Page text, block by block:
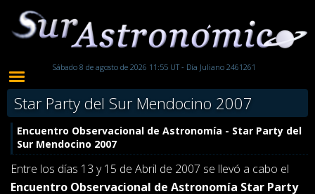
Sábado 8 de agosto de 2026 11:55 UT - Día Juliano 2461261
Star Party del Sur Mendocino 2007
Encuentro Observacional de Astronomía - Star Party del
Sur Mendocino 2007
Entre los días 13 y 15 de Abril de 2007 se llevó a cabo el
Encuentro Observacional de Astronomía Star Party